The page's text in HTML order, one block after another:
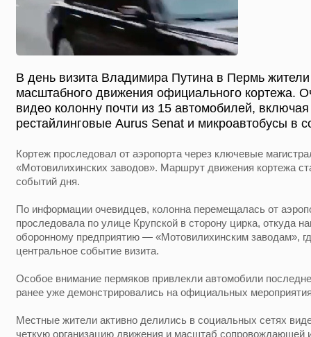
В день визита Владимира Путина в Пермь
масштабного движения официального кортежа.
видео колонну почти из 15 автомобилей,
рестайлинговые Aurus Senat и микроавтобусы в
Кортеж проследовал от аэропорта через ключевые
«Мотовилихинских заводов». Маршрут движения кортежа
событий дня.
По информации очевидцев, колонна перемещалась от
проследовала по улице Крупской в сторону цирка, откуда
оборонному предприятию — «Мотовилихинским заводам»,
центральное событие визита.
Особое внимание пермяков привлекли автомобили
ранее уже демонстрировались на официальных
Местные жители активно делились в социальных сетях
четкую организацию движения и масштаб сопровождающей